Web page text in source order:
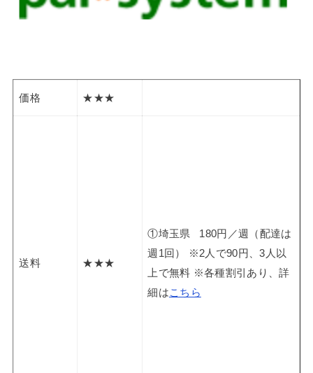
価格 ★★★
送料 ★★★
①埼玉県 180円／週（配達は
週1回） ※2人で90円、3人以
上で無料 ※各種割引あり、詳
細はこちら